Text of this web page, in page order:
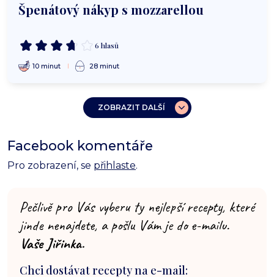
Špenátový nákyp s mozzarellou
6 hlasů
10 minut 28 minut
ZOBRAZIT DALŠÍ
Facebook komentáře
Pro zobrazení, se přihlaste.
Pečlivě pro Vás vyberu ty nejlepší recepty, které
jinde nenajdete, a pošlu Vám je do e-mailu.
Vaše Jiřinka.
Chci dostávat recepty na e-mail: